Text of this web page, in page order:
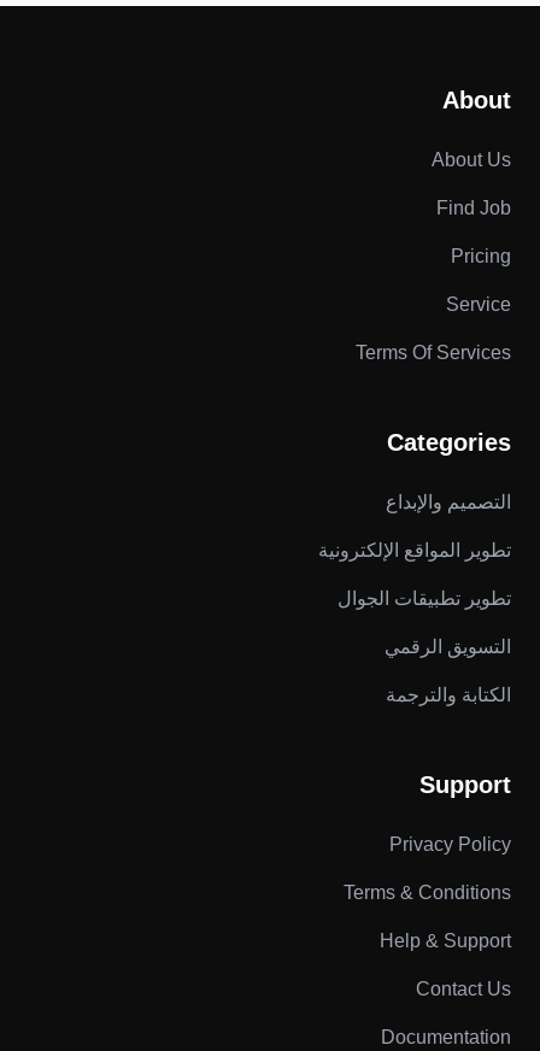
About
About Us
Find Job
Pricing
Service
Terms Of Services
Categories
التصميم والإبداع
تطوير المواقع الإلكترونية
تطوير تطبيقات الجوال
التسويق الرقمي
الكتابة والترجمة
Support
Privacy Policy
Terms & Conditions
Help & Support
Contact Us
Documentation